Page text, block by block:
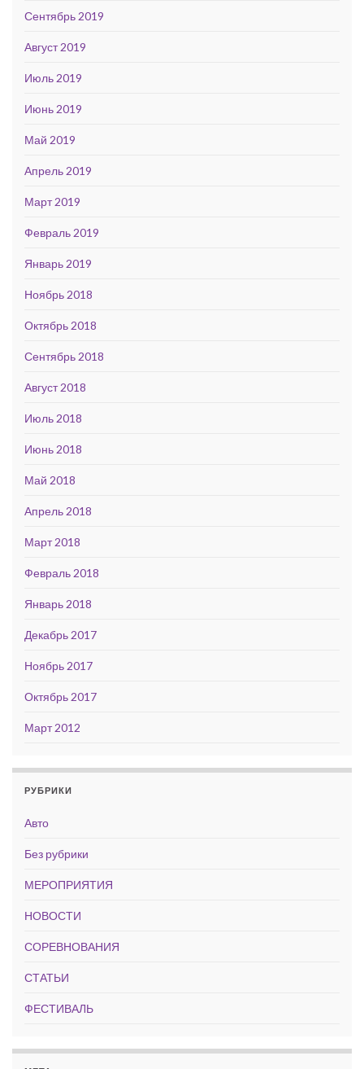
Сентябрь 2019
Август 2019
Июль 2019
Июнь 2019
Май 2019
Апрель 2019
Март 2019
Февраль 2019
Январь 2019
Ноябрь 2018
Октябрь 2018
Сентябрь 2018
Август 2018
Июль 2018
Июнь 2018
Май 2018
Апрель 2018
Март 2018
Февраль 2018
Январь 2018
Декабрь 2017
Ноябрь 2017
Октябрь 2017
Март 2012
РУБРИКИ
Авто
Без рубрики
МЕРОПРИЯТИЯ
НОВОСТИ
СОРЕВНОВАНИЯ
СТАТЬИ
ФЕСТИВАЛЬ